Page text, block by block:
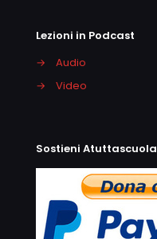
Lezioni in Podcast
→
Audio
→
Video
Sostieni Atuttascuola